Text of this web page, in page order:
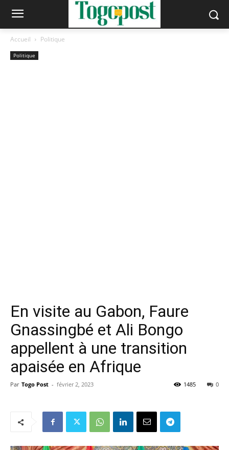
Accueil Politique
Politique
En visite au Gabon, Faure
Gnassingbé et Ali Bongo
appellent à une transition
apaisée en Afrique
Par Togo Post - février 2, 2023 0
1485